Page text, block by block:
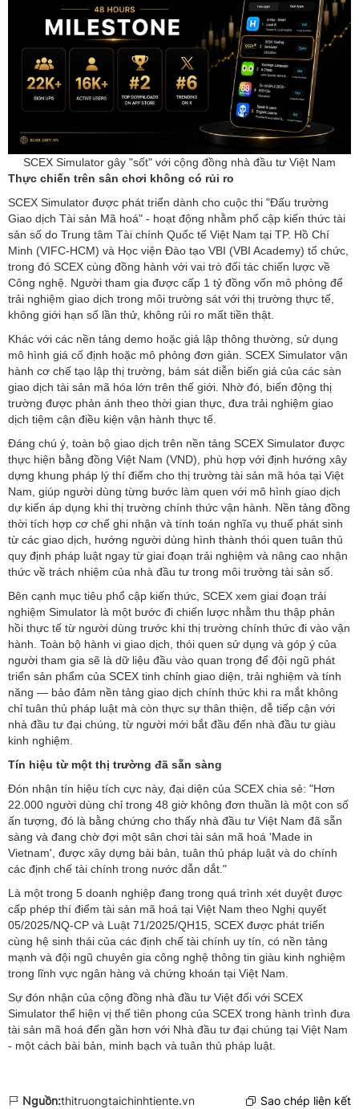
Giao dịch Tài sản Mã hoá" - hoạt động nhằm phổ cập kiến thức tài
sản số do Trung tâm Tài chính Quốc tế Việt Nam tại TP. Hồ Chí
Minh (VIFC-HCM) và Học viện Đào tạo VBI (VBI Academy) tổ chức,
trong đó SCEX cùng đồng hành với vai trò đối tác chiến lược về
Công nghệ. Người tham gia được cấp ‏‏1 tỷ đồng vốn mô phỏng‏‏ để
trải nghiệm giao dịch trong môi trường sát với thị trường thực tế,
mô hình giá cố định hoặc mô phỏng đơn giản. SCEX Simulator vận
hành cơ chế tạo lập thị trường, bám sát diễn biến giá của các sàn
giao dịch tài sản mã hóa lớn trên thế giới. Nhờ đó, biến động thị
trường được phản ánh theo thời gian thực, đưa trải nghiệm giao
thực hiện bằng đồng Việt Nam (VND), phù hợp với định hướng xây
dựng khung pháp lý thí điểm cho thị trường tài sản mã hóa tại Việt
Nam, giúp người dùng từng bước làm quen với mô hình giao dịch
dự kiến áp dụng khi thị trường chính thức vận hành. Nền tảng đồng
thời tích hợp cơ chế ghi nhận và tính toán nghĩa vụ thuế phát sinh
từ các giao dịch, hướng người dùng hình thành thói quen tuân thủ
quy định pháp luật ngay từ giai đoạn trải nghiệm và nâng cao nhận
nghiệm Simulator là một bước đi chiến lược nhằm thu thập phản
hồi thực tế từ người dùng trước khi thị trường chính thức đi vào vận
hành. Toàn bộ hành vi giao dịch, thói quen sử dụng và góp ý của
người tham gia sẽ là dữ liệu đầu vào quan trọng để đội ngũ phát
triển sản phẩm của SCEX tinh chỉnh giao diện, trải nghiệm và tính
năng — bảo đảm nền tảng giao dịch chính thức khi ra mắt không
chỉ tuân thủ pháp luật mà còn thực sự thân thiện, dễ tiếp cận với
nhà đầu tư đại chúng, từ người mới bắt đầu đến nhà đầu tư giàu
22.000 người dùng chỉ trong 48 giờ không đơn thuần là một con số
ấn tượng, đó là bằng chứng cho thấy nhà đầu tư Việt Nam đã sẵn
sàng và đang chờ đợi một sân chơi tài sản mã hoá 'Made in
Vietnam', được xây dựng bài bản, tuân thủ pháp luật và do chính
cấp phép thí điểm tài sản mã hoá tại Việt Nam theo Nghị quyết
05/2025/NQ-CP và Luật 71/2025/QH15, SCEX được phát triển
cùng hệ sinh thái của các định chế tài chính uy tín, có nền tảng
mạnh và đội ngũ chuyên gia công nghệ thông tin giàu kinh nghiệm
Simulator thể hiện vị thế tiên phong của SCEX trong hành trình đưa
tài sản mã hoá đến gần hơn với Nhà đầu tư đại chúng tại Việt Nam
Nguồn:thitruongtaichinhtiente.vn
Sao chép liên kết